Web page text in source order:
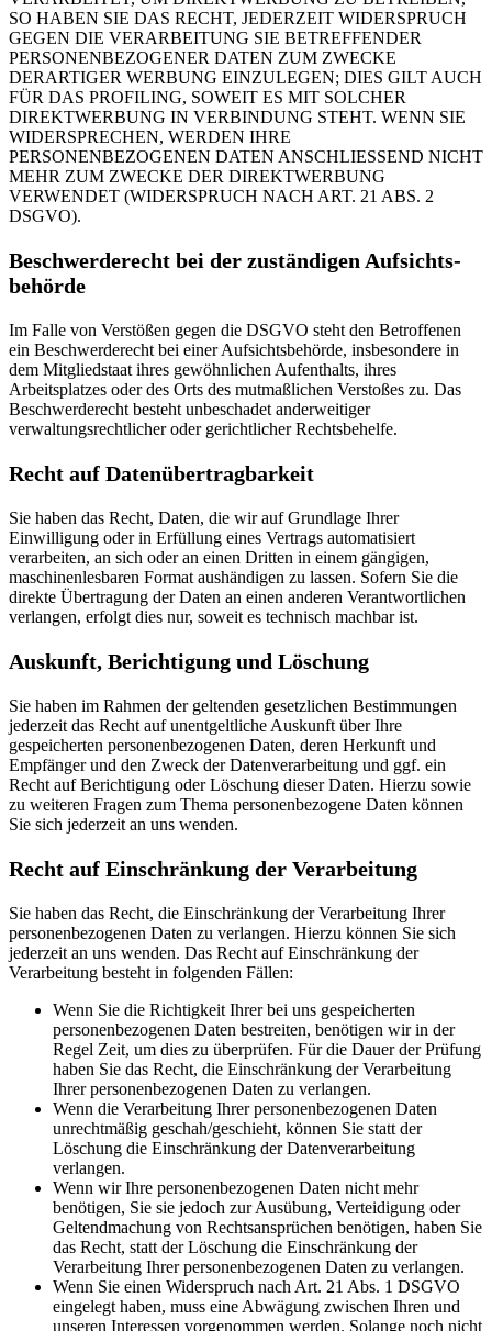
SO HABEN SIE DAS RECHT, JEDERZEIT WIDERSPRUCH
GEGEN DIE VERARBEITUNG SIE BETREFFENDER
PERSONENBEZOGENER DATEN ZUM ZWECKE
DERARTIGER WERBUNG EINZULEGEN; DIES GILT AUCH
FÜR DAS PROFILING, SOWEIT ES MIT SOLCHER
DIREKTWERBUNG IN VERBINDUNG STEHT. WENN SIE
WIDERSPRECHEN, WERDEN IHRE
PERSONENBEZOGENEN DATEN ANSCHLIESSEND NICHT
MEHR ZUM ZWECKE DER DIREKTWERBUNG
VERWENDET (WIDERSPRUCH NACH ART. 21 ABS. 2
DSGVO).
Beschwerde­recht bei der zuständigen Aufsichts­
behörde
Im Falle von Verstößen gegen die DSGVO steht den Betroffenen
ein Beschwerderecht bei einer Aufsichtsbehörde, insbesondere in
dem Mitgliedstaat ihres gewöhnlichen Aufenthalts, ihres
Arbeitsplatzes oder des Orts des mutmaßlichen Verstoßes zu. Das
Beschwerderecht besteht unbeschadet anderweitiger
verwaltungsrechtlicher oder gerichtlicher Rechtsbehelfe.
Recht auf Daten­übertrag­barkeit
Sie haben das Recht, Daten, die wir auf Grundlage Ihrer
Einwilligung oder in Erfüllung eines Vertrags automatisiert
verarbeiten, an sich oder an einen Dritten in einem gängigen,
maschinenlesbaren Format aushändigen zu lassen. Sofern Sie die
direkte Übertragung der Daten an einen anderen Verantwortlichen
verlangen, erfolgt dies nur, soweit es technisch machbar ist.
Auskunft, Berichtigung und Löschung
Sie haben im Rahmen der geltenden gesetzlichen Bestimmungen
jederzeit das Recht auf unentgeltliche Auskunft über Ihre
gespeicherten personenbezogenen Daten, deren Herkunft und
Empfänger und den Zweck der Datenverarbeitung und ggf. ein
Recht auf Berichtigung oder Löschung dieser Daten. Hierzu sowie
zu weiteren Fragen zum Thema personenbezogene Daten können
Sie sich jederzeit an uns wenden.
Recht auf Einschränkung der Verarbeitung
Sie haben das Recht, die Einschränkung der Verarbeitung Ihrer
personenbezogenen Daten zu verlangen. Hierzu können Sie sich
jederzeit an uns wenden. Das Recht auf Einschränkung der
Verarbeitung besteht in folgenden Fällen:
Wenn Sie die Richtigkeit Ihrer bei uns gespeicherten
personenbezogenen Daten bestreiten, benötigen wir in der
Regel Zeit, um dies zu überprüfen. Für die Dauer der Prüfung
haben Sie das Recht, die Einschränkung der Verarbeitung
Ihrer personenbezogenen Daten zu verlangen.
Wenn die Verarbeitung Ihrer personenbezogenen Daten
unrechtmäßig geschah/geschieht, können Sie statt der
Löschung die Einschränkung der Datenverarbeitung
verlangen.
Wenn wir Ihre personenbezogenen Daten nicht mehr
benötigen, Sie sie jedoch zur Ausübung, Verteidigung oder
Geltendmachung von Rechtsansprüchen benötigen, haben Sie
das Recht, statt der Löschung die Einschränkung der
Verarbeitung Ihrer personenbezogenen Daten zu verlangen.
Wenn Sie einen Widerspruch nach Art. 21 Abs. 1 DSGVO
eingelegt haben, muss eine Abwägung zwischen Ihren und
unseren Interessen vorgenommen werden. Solange noch nicht